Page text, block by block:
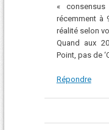
«
récemment à
réalité selon
Quand aux
Point, pas de
Répondre